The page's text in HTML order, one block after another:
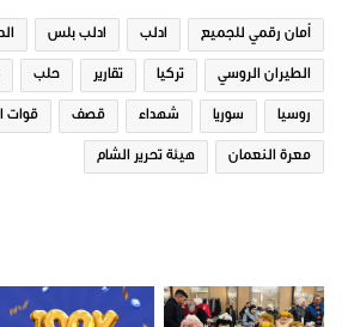
مشروبات رمضانية في ريف ادلب
تقارير
أمان رقمي للجميع ادلب ادلب بلس
الطيران الروسي تركيا تقارير حلب
روسيا سوريا شهداء قصف قوات
معرة النعمان هيئة تحرير الشام